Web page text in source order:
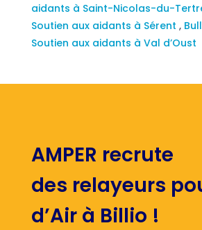
aidants à Saint-Nicolas-du-
Soutien aux aidants à Sérent ,
Soutien aux aidants à Val d’Oust
AMPER recrute
des relayeurs
d’Air à Billio !